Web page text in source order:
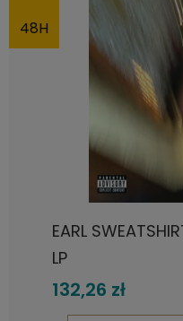
EARL
LP
132,26 zł
48H